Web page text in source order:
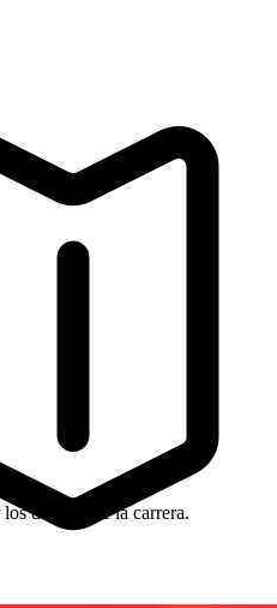
detalles de la carrera.